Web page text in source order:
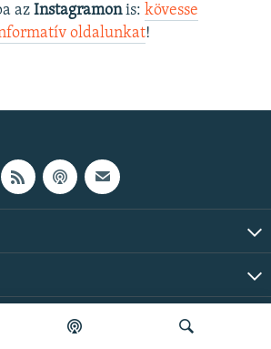
az Instagramonis: kövesse
oldalunkat! ​
© 2026 RFE/RL, Inc. Minden jog fenntartva.